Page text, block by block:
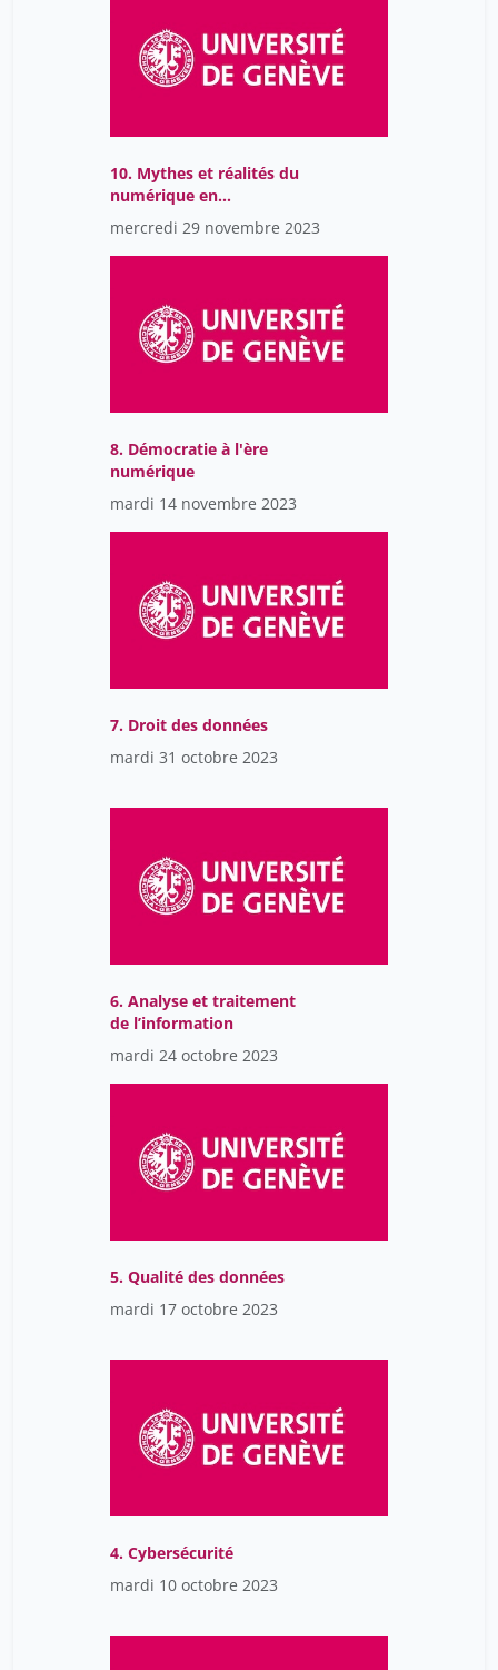
Zara Simon
blanc jan
kenderdine sarah
10. Mythes et réalités du
numérique en
psychologie et sciences
de l'éducation (2023)
mercredi 29 novembre 2023
8. Démocratie à l'ère
numérique
mardi 14 novembre 2023
7. Droit des données
mardi 31 octobre 2023
6. Analyse et traitement
de l’information
mardi 24 octobre 2023
5. Qualité des données
mardi 17 octobre 2023
4. Cybersécurité
mardi 10 octobre 2023